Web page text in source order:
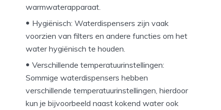
warmwaterapparaat.
Hygiënisch: Waterdispensers zijn vaak
voorzien van filters en andere functies om het
water hygiënisch te houden.
Verschillende temperatuurinstellingen:
Sommige waterdispensers hebben
verschillende temperatuurinstellingen, hierdoor
kun je bijvoorbeeld naast kokend water ook